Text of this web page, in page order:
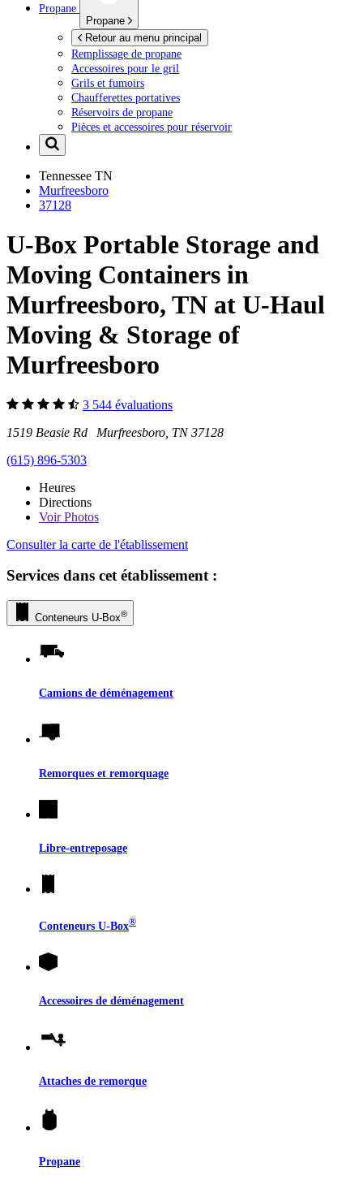
Propane
Propane
Retour au menu principal
Remplissage de propane
Accessoires pour le gril
Grils et fumoirs
Chaufferettes portatives
Réservoirs de propane
Pièces et accessoires pour réservoir
Tennessee TN
Murfreesboro
37128
U-Box Portable Storage and
Moving Containers in
Murfreesboro, TN at U-Haul
Moving & Storage of
Murfreesboro
3 544 évaluations
1519 Beasie Rd Murfreesboro, TN 37128
(615) 896-5303
Heures
Directions
VoirPhotos
Consulter la carte de l'établissement
Services dans cet établissement :
Conteneurs U-Box®
Camions de déménagement
Remorques et remorquage
Libre-entreposage
Conteneurs U-Box®
Accessoires de déménagement
Attaches de remorque
Propane